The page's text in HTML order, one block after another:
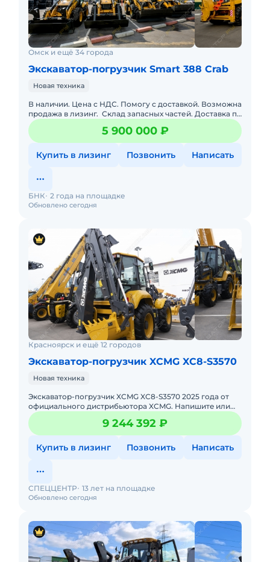
Омск и ещё 34 города
Экскаватор-погрузчик Smart 388 Crab
Новая техника
В наличии. Цена с НДС. Помогу с доставкой. Возможна
продажа в лизинг. Склад запасных частей. Доставка по
РФ. Подбор комплектации. Полная документация.&bul
5 900 000 ₽
Купить в лизинг Позвонить Написать
Обновлено сегодня
БНК 2 года на площадке
Красноярск и ещё 12 городов
Экскаватор-погрузчик XCMG XC8-S3570
Новая техника
Экскаватор-погрузчик XCMG XC8-S3570 2025 годa от
официального дистрибьютора XCMG. Haпишитe или
пoзвoнитe нaм, и мeнеджеры «Спеццентра»
пpоконсультируют Вас нa9 244 392 ₽
Купить в лизинг Позвонить Написать
Обновлено сегодня
СПЕЦЦЕНТР 13 лет на площадке